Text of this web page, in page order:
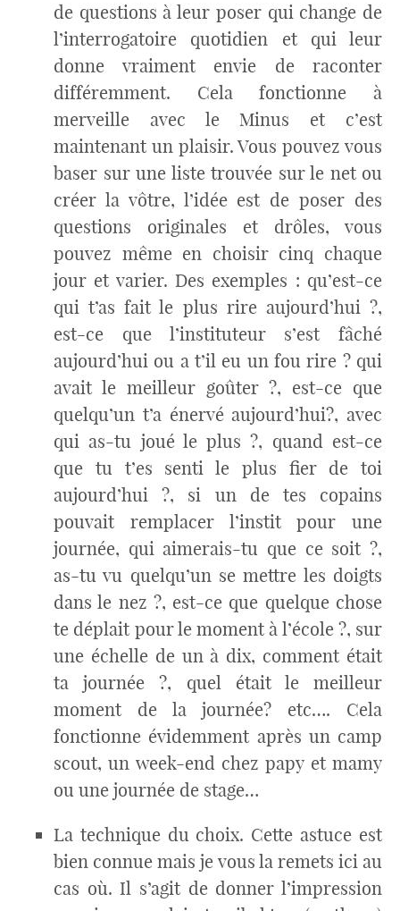
de questions à leur poser qui change de
l’interrogatoire quotidien et qui leur
donne vraiment envie de raconter
différemment. Cela fonctionne à
merveille avec le Minus et c’est
maintenant un plaisir. Vous pouvez vous
baser sur une liste trouvée sur le net ou
créer la vôtre, l’idée est de poser des
questions originales et drôles, vous
pouvez même en choisir cinq chaque
jour et varier. Des exemples : qu’est-ce
qui t’as fait le plus rire aujourd’hui ?,
est-ce que l’instituteur s’est fâché
aujourd’hui ou a t’il eu un fou rire ? qui
avait le meilleur goûter ?, est-ce que
quelqu’un t’a énervé aujourd’hui?, avec
qui as-tu joué le plus ?, quand est-ce
que tu t’es senti le plus fier de toi
aujourd’hui ?, si un de tes copains
pouvait remplacer l’instit pour une
journée, qui aimerais-tu que ce soit ?,
as-tu vu quelqu’un se mettre les doigts
dans le nez ?, est-ce que quelque chose
te déplait pour le moment à l’école ?, sur
une échelle de un à dix, comment était
ta journée ?, quel était le meilleur
moment de la journée? etc…. Cela
fonctionne évidemment après un camp
scout, un week-end chez papy et mamy
ou une journée de stage…
La technique du choix. Cette astuce est
bien connue mais je vous la remets ici au
cas où. Il s’agit de donner l’impression